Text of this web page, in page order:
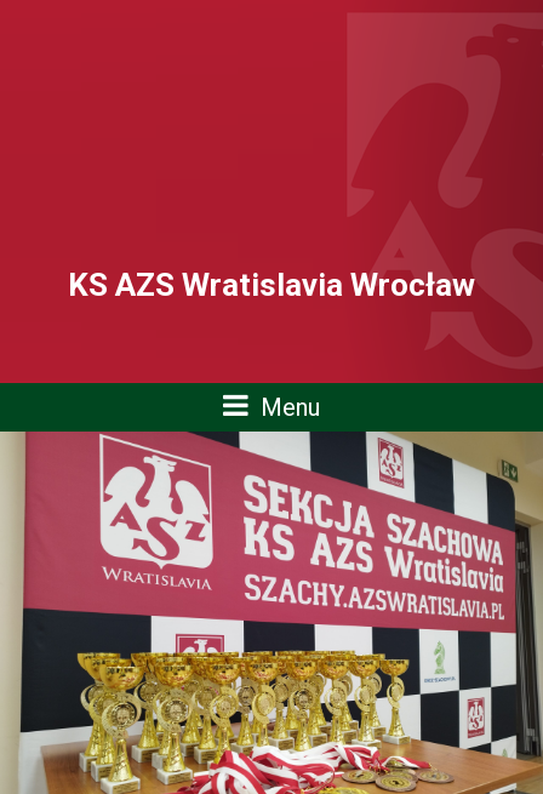
KS AZS Wratislavia Wrocław
Menu